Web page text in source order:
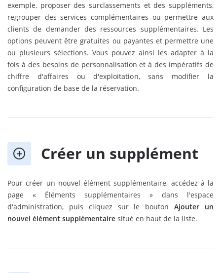
exemple, proposer des surclassements et des suppléments,
regrouper des services complémentaires ou permettre aux
clients de demander des ressources supplémentaires. Les
options peuvent être gratuites ou payantes et permettre une
ou plusieurs sélections. Vous pouvez ainsi les adapter à la
fois à des besoins de personnalisation et à des impératifs de
chiffre d'affaires ou d'exploitation, sans modifier la
configuration de base de la réservation.
Créer un supplément
Pour créer un nouvel élément supplémentaire, accédez à la
page « Éléments supplémentaires » dans l'espace
d'administration, puis cliquez sur le boutonAjouter un
nouvel élément supplémentaire situé en haut de la liste.